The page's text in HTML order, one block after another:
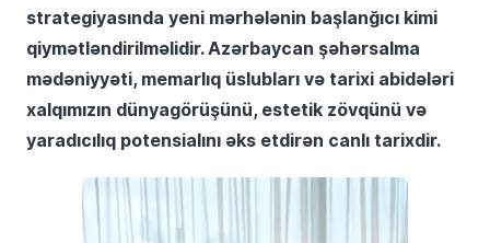
strategiyasında yeni mərhələnin başlanğıcı kimi
qiymətləndirilməlidir. Azərbaycan şəhərsalma
mədəniyyəti, memarlıq üslubları və tarixi abidələri
xalqımızın dünyagörüşünü, estetik zövqünü və
yaradıcılıq potensialını əks etdirən canlı tarixdir.